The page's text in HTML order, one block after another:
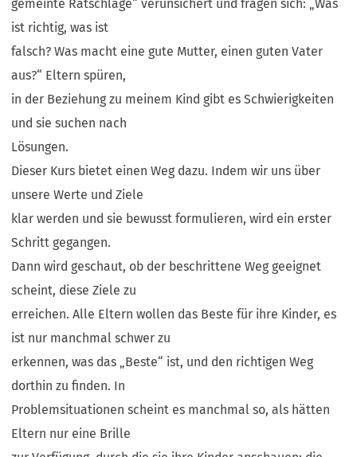
gemeinte Ratschläge“ verunsichert und fragen sich: „Was
ist richtig, was ist
falsch? Was macht eine gute Mutter, einen guten Vater
aus?“ Eltern spüren,
in der Beziehung zu meinem Kind gibt es Schwierigkeiten
und sie suchen nach
Lösungen.
Dieser Kurs bietet einen Weg dazu. Indem wir uns über
unsere Werte und Ziele
klar werden und sie bewusst formulieren, wird ein erster
Schritt gegangen.
Dann wird geschaut, ob der beschrittene Weg geeignet
scheint, diese Ziele zu
erreichen. Alle Eltern wollen das Beste für ihre Kinder, es
ist nur manchmal schwer zu
erkennen, was das „Beste“ ist, und den richtigen Weg
dorthin zu finden. In
Problemsituationen scheint es manchmal so, als hätten
Eltern nur eine Brille